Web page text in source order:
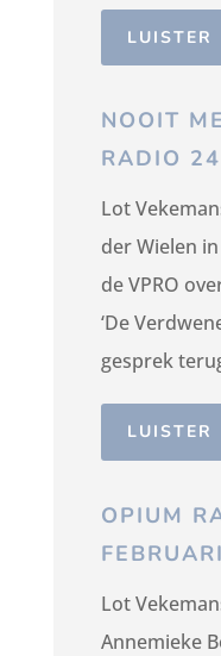
LUISTER
NOOIT
RADIO
Lot
der Wielen
de VPRO
‘De
gesprek
LUISTER
OPIUM
Lot
Annemieke